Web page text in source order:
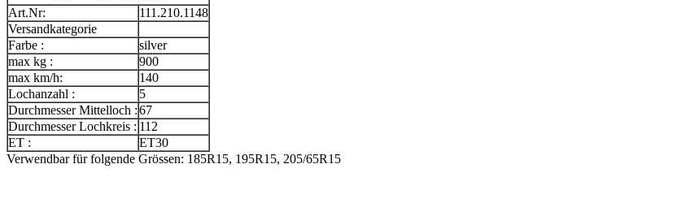
Art.Nr:
111.210.1148
Versandkategorie
Farbe :
silver
max kg :
900
max km/h:
140
Lochanzahl :
5
Durchmesser Mittelloch :67
Durchmesser Lochkreis : 112
ET :
ET30
Verwendbar für folgende Grössen: 185R15, 195R15, 205/65R15